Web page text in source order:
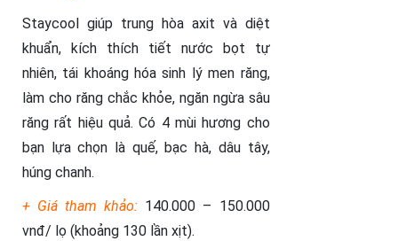
Staycool giúp trung hòa axit và diệt
khuẩn, kích thích tiết nước bọt tự
nhiên, tái khoáng hóa sinh lý men răng,
làm cho răng chắc khỏe, ngăn ngừa sâu
răng rất hiệu quả. Có 4 mùi hương cho
bạn lựa chọn là quế, bạc hà, dâu tây,
húng chanh.
+ Giá tham khảo: 140.000 – 150.000
vnđ/ lọ (khoảng 130 lần xịt).